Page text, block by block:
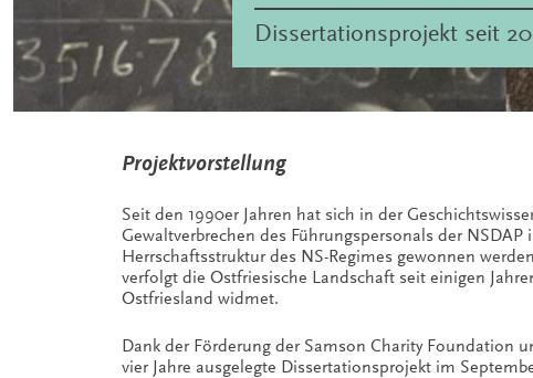
Dissertationsprojekt seit
Projektvorstellung
Seit den 1990er Jahren hat sich in der
Gewaltverbrechen des Führungspersonals der
Herrschaftsstruktur des NS-Regimes gewonnen
verfolgt die Ostfriesische Landschaft seit einigen
Ostfriesland widmet.
Dank der Förderung der Samson Charity Foundation
vier Jahre ausgelegte Dissertationsprojekt im